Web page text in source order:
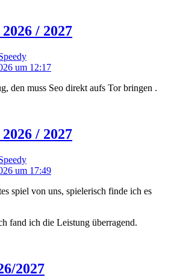
/ 2027
um 12:17
den muss Seo direkt aufs Tor bringen .
/ 2027
um 17:49
spiel von uns, spielerisch finde ich es
fand ich die Leistung überragend.
2027